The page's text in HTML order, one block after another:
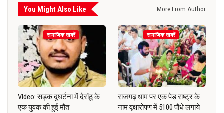
You Might Also Like More From Author
सामाजिक खबरें
VIdeo: सड़क दुघर्टना में देरांठू के
एक युवक की हुई मौत
सामाजिक खबरें
राजगढ़ धाम पर एक पेड़ राष्ट्र के
नाम वृक्षारोपण में 5100 पौधे लगाये